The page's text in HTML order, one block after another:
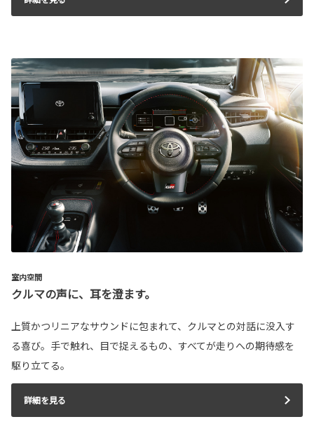
室内空間
クルマの声に、耳を澄ます。
上質かつリニアなサウンドに包まれて、クルマとの対話に没入す
る喜び。手で触れ、目で捉えるもの、すべてが走りへの期待感を
駆り立てる。
詳細を見る